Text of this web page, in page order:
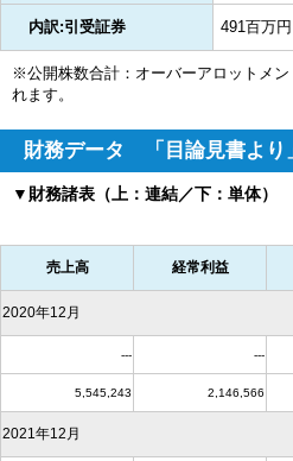
内訳:引受証券 491百万円
※公開株数合計：オーバーアロットメ
れます。
財務データ 「目論見書より
▼財務諸表（上：連結／下：単体）
売上高 経常利益
2020年12月
--- ---
5,545,243 2,146,566
2021年12月